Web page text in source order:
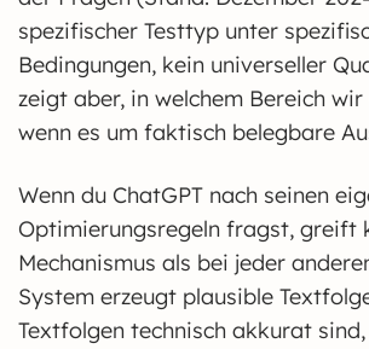
spezifischer Testtyp unter
Bedingungen, kein universeller
zeigt aber, in welchem Bereich wir
wenn es um faktisch belegbare
Wenn du ChatGPT nach seinen
Optimierungsregeln fragst, greift
Mechanismus als bei jeder
System erzeugt plausible
Textfolgen technisch akkurat